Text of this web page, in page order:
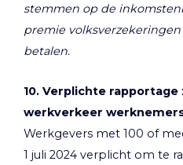
stemmen op de
premie
betalen.
10. Verplichte rapportage
werkverkeer
Werkgevers met 100 of
1 juli 2024 verplicht om te